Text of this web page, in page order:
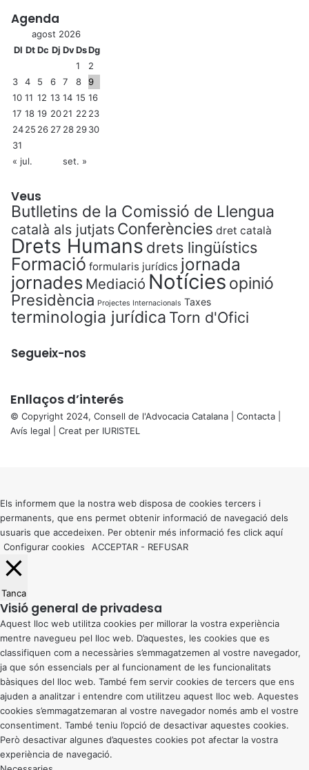
Agenda
agost 2026
Dl DtDc Dj DvDsDg
1
2
3
4 5 6 7 8
9
10 11 12 13 14 15 16
17 18 19 2021 22 23
2425 26 27 28 2930
31
« jul.
set. »
Veus
Butlletins de la Comissió de Llengua
català als jutjats Conferències dret català
Drets Humans drets lingüístics
Formació formularis jurídics jornada
jornades Mediació Notícies opinió
Presidència Projectes Internacionals Taxes
terminologia jurídica Torn d'Ofici
Segueix-nos
Enllaços d’interés
© Copyright 2024, Consell de l'Advocacia Catalana | Contacta
Avís legal | Creat per IURISTEL
button
Els informem que la nostra web disposa de cookies tercers i
permanents, que ens permet obtenir informació de navegació dels
usuaris que accedeixen. Per obtenir més informació fes click aquí
Configurar cookies
ACCEPTAR - REFUSAR
Tanca
Visió general de privadesa
Aquest lloc web utilitza cookies per millorar la vostra experiència
mentre navegueu pel lloc web. D’aquestes, les cookies que es
classifiquen com a necessàries s’emmagatzemen al vostre navegador,
ja que són essencials per al funcionament de les funcionalitats
bàsiques del lloc web. També fem servir cookies de tercers que ens
ajuden a analitzar i entendre com utilitzeu aquest lloc web. Aquestes
cookies s’emmagatzemaran al vostre navegador només amb el vostre
consentiment. També teniu l’opció de desactivar aquestes cookies.
Però desactivar algunes d’aquestes cookies pot afectar la vostra
experiència de navegació.